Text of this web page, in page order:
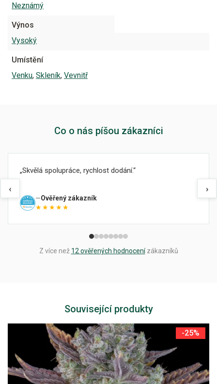
Neznámý
Výnos
Vysoký
Umístění
Venku, Skleník, Vevnitř
Co o nás píšou zákazníci
‹
Skvělá spolupráce, rychlost dodání.
Ověřený zákazník
★★★★★
›
Z více než 12 ověřených hodnocenízákazníků
Související produkty
-25%